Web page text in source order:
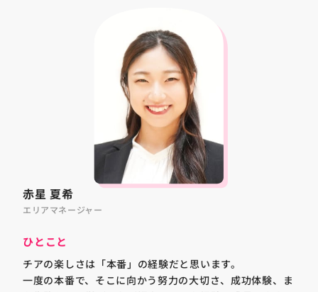
赤星 夏希
エリアマネージャー
ひとこと
チアの楽しさは「本番」の経験だと思います。
一度の本番で、そこに向かう努力の大切さ、成功体験、ま